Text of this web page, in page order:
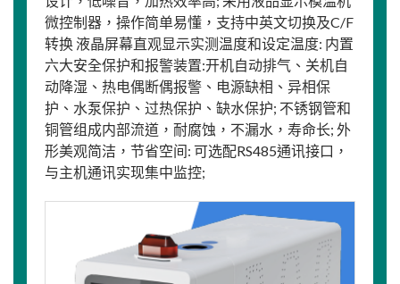
微控制器，操作简单易懂，支持中英文切换及C/F
转换 液晶屏幕直观显示实测温度和设定温度: 内置
六大安全保护和报警装置:开机自动排气、关机自
动降湿、热电偶断偶报警、电源缺相、异相保
护、水泵保护、过热保护、缺水保护; 不锈钢管和
铜管组成内部流道，耐腐蚀，不漏水，寿命长; 外
形美观简洁，节省空间: 可选配RS485通讯接口，
与主机通讯实现集中监控;